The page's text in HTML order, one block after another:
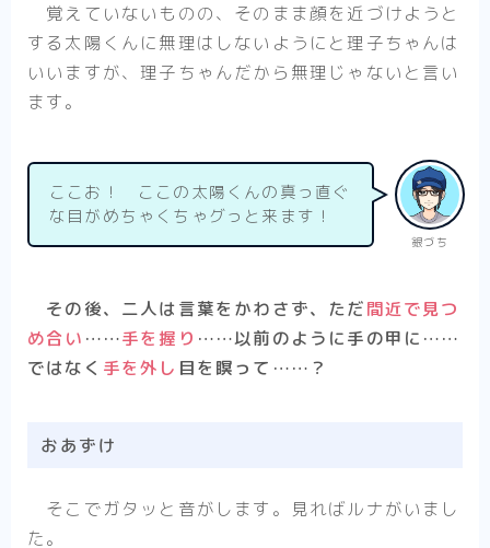
覚えていないものの、そのまま顔を近づけようと
する太陽くんに無理はしないようにと理子ちゃんは
いいますが、理子ちゃんだから無理じゃないと言い
ます。
銀づち
ここお！ ここの太陽くんの真っ直ぐ
な目がめちゃくちゃグっと来ます！
その後、二人は言葉をかわさず、ただ間近で見つ
め合い ……手を握り ……以前のように手の甲に……
ではなく 手を外し 目を瞑って……？
おあずけ
そこでガタッと音がします。見ればルナがいまし
た。